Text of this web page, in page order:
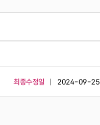
최종수정일 2024-09-25